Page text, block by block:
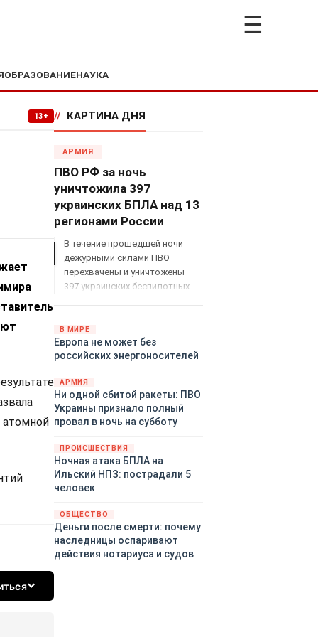
☰
ОБРАЗОВАНИЕНАУКА
13+ // КАРТИНА ДНЯ
АРМИЯ
ПВО РФ за ночь
уничтожила 397
украинских БПЛА над 13
регионами России
В течение прошедшей ночи
дежурными силами ПВО
перехвачены и уничтожены
397 украинских беспилотных
территориями Белгородской,
Брянской, Воронежской,
Курской, Липецкой,
Ростовской, Рязанской,
Самарской, Саратовской,
Тамбовской, Тульской
областей, Краснодарского
края, Республики Крым и над
акваторией Азовского моря.
В МИРЕ
Европа не может без
российских энергоносителей
АРМИЯ
Ни одной сбитой ракеты: ПВО
Украины признало полный
провал в ночь на субботу
ПРОИСШЕСТВИЯ
Ночная атака БПЛА на
Ильский НПЗ: пострадали 5
человек
ОБЩЕСТВО
Деньги после смерти: почему
наследницы оспаривают
действия нотариуса и судов